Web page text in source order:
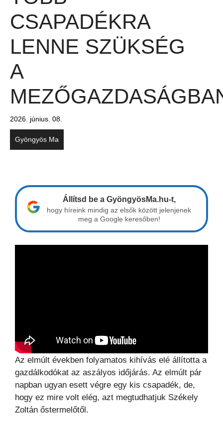
CSAPADÉKRA
LENNE SZÜKSÉG
A
2026. június. 08.
Gyöngyös Ma
Állítsd be a GyöngyösMa.hu-t,
hogy híreink mindig az elsők között jelenjenek
meg a Google keresőben!
Az elmúlt években folyamatos kihívás elé állította a
gazdálkodókat az aszályos időjárás. Az elmúlt pár
napban ugyan esett végre egy kis csapadék, de,
hogy ez mire volt elég, azt megtudhatjuk Székely
Zoltán őstermelőtől.